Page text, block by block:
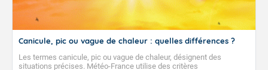
Canicule, pic ou vague de chaleur : quelles différences ?
Les termes canicule, pic ou vague de chaleur, désignent des
situations précises. Météo-France utilise des critères